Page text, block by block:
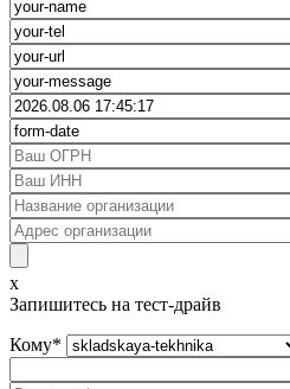
x
Запишитесь на тест-драйв
Кому*